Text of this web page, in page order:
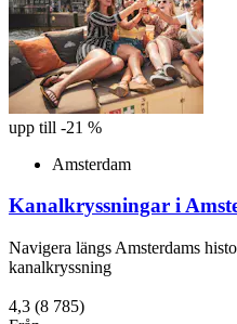
upp till -21 %
Amsterdam
Kanalkryssningar i
Navigera längs Amsterdams
kanalkryssning
4,3 (8 785)